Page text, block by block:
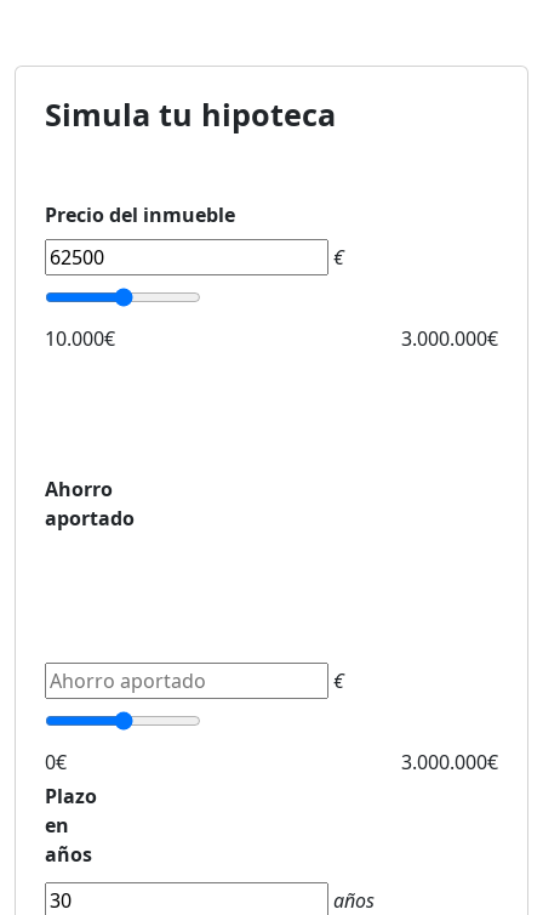
Simula tu hipoteca
Precio del inmueble
€
10.000€ 3.000.000€
Ahorro
aportado
€
0€
3.000.000€
Plazo
en
años
años